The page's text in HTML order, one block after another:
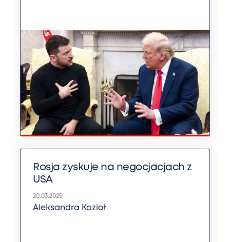
Rosja zyskuje na negocjacjach z
USA
20.03.2025
Aleksandra Kozioł